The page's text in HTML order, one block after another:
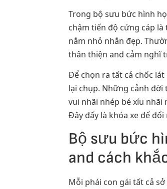
Trong bộ sưu bức hình
chậm tiến độ cứng cáp
nắm nhỏ nhắn đẹp.
thân thiện and cảm nghĩ
Để chọn ra tất cả chốc
lại chụp. Những cảnh
vui nhãi nhép bé xíu
Đây đấy là khóa xe để
Bộ sưu bức
and cách
Mỗi phái con gái tất cả